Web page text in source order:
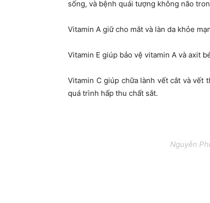
sống, và bệnh quái tượng không não
Vitamin A giữ cho mắt và làn da khỏe
Vitamin E giúp bảo vệ vitamin A và axit
Vitamin C giúp chữa lành vết cắt và vết
quá trình hấp thu chất sắt.
Nguyễn